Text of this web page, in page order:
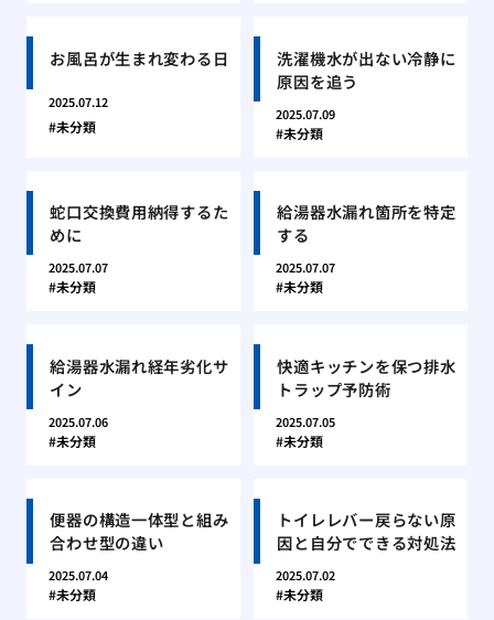
お風呂が生まれ変わる日
2025.07.12
未分類
洗濯機水が出ない冷静に
原因を追う
2025.07.09
未分類
蛇口交換費用納得するた
めに
2025.07.07
未分類
給湯器水漏れ箇所を特定
する
2025.07.07
未分類
給湯器水漏れ経年劣化サ
イン
2025.07.06
未分類
快適キッチンを保つ排水
トラップ予防術
2025.07.05
未分類
便器の構造一体型と組み
合わせ型の違い
2025.07.04
未分類
トイレレバー戻らない原
因と自分でできる対処法
2025.07.02
未分類